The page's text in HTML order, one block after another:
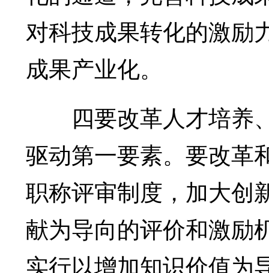
对科技成果转化的激励
成果产业化。
四要改革人才培养
驱动第一要素。要改革
职称评审制度，加大创
献为导向的评价和激励
实行以增加知识价值为